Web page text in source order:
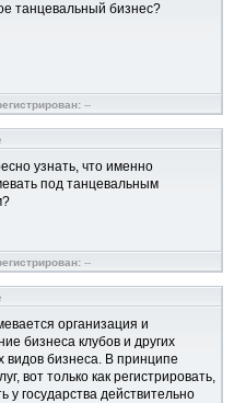
танцевальный бизнес?
--
узнать, что именно
под танцевальным
--
организация и
бизнеса клубов и других
видов бизнеса. В принципе
вот только как регистрировать,
у государства действительно